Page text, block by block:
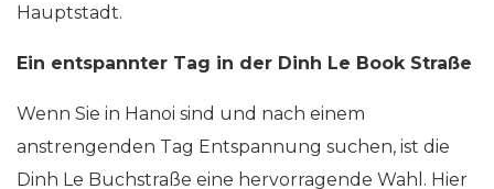
Hauptstadt.
Ein entspannter Tag in der Dinh Le Book Straße
Wenn Sie in Hanoi sind und nach einem
anstrengenden Tag Entspannung suchen, ist die
Dinh Le Buchstraße eine hervorragende Wahl. Hier